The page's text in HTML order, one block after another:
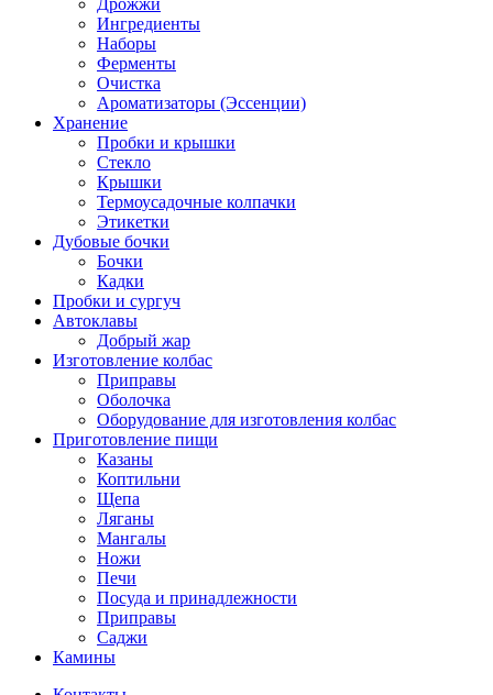
Дрожжи
Ингредиенты
Наборы
Ферменты
Очистка
Ароматизаторы (Эссенции)
Хранение
Пробки и крышки
Стекло
Крышки
Термоусадочные колпачки
Этикетки
Дубовые бочки
Бочки
Кадки
Пробки и сургуч
Автоклавы
Добрый жар
Изготовление колбас
Приправы
Оболочка
Оборудование для изготовления колбас
Приготовление пищи
Казаны
Коптильни
Щепа
Ляганы
Мангалы
Ножи
Печи
Посуда и принадлежности
Приправы
Саджи
Камины